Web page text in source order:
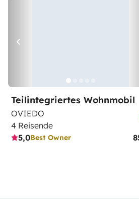
Teilintegriertes Wohnmobil
OVIEDO
4 Reisende
5,0Best Owner